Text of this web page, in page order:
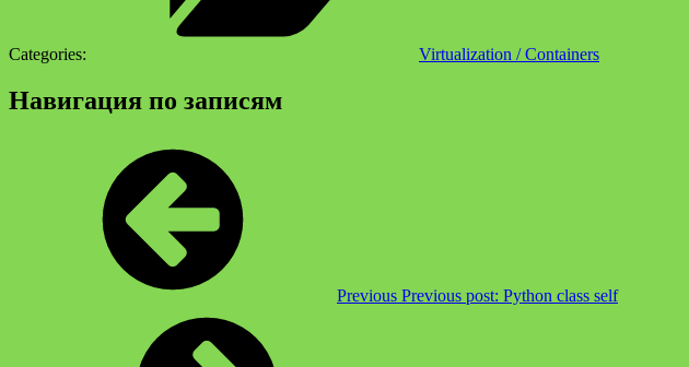
Categories: Virtualization / Containers
Навигация по записям
Previous Previous post: Python class self